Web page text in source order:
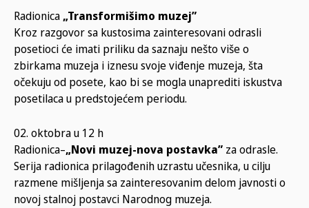
Radionica „Transformišimo muzej”
Kroz razgovor sa kustosima zainteresovani odrasli
posetioci će imati priliku da saznaju nešto više o
zbirkama muzeja i iznesu svoje viđenje muzeja, šta
očekuju od posete, kao bi se mogla unaprediti iskustva
posetilaca u predstojećem periodu.
02. oktobra u 12 h
Radionica–„Novi muzej-nova postavka” za odrasle.
Serija radionica prilagođenih uzrastu učesnika, u cilju
razmene mišljenja sa zainteresovanim delom javnosti o
novoj stalnoj postavci Narodnog muzeja.